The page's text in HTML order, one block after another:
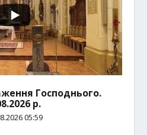
Господнього.
р.
05:59